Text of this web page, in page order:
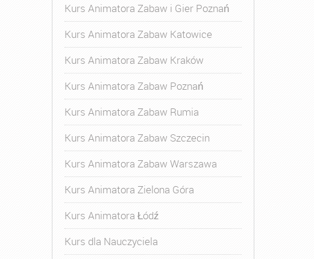
Kurs Animatora Zabaw i Gier Poznań
Kurs Animatora Zabaw Katowice
Kurs Animatora Zabaw Kraków
Kurs Animatora Zabaw Poznań
Kurs Animatora Zabaw Rumia
Kurs Animatora Zabaw Szczecin
Kurs Animatora Zabaw Warszawa
Kurs Animatora Zielona Góra
Kurs Animatora Łódź
Kurs dla Nauczyciela